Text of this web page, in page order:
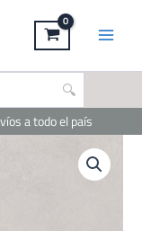
a todo el país